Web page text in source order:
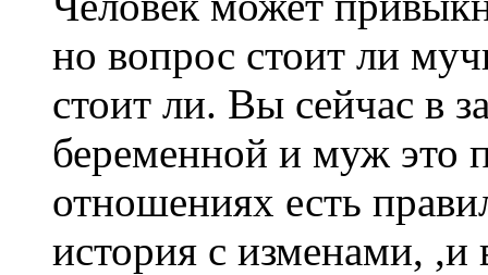
но вопрос стоит ли
стоит ли. Вы сейчас в
беременной и муж это
отношениях есть
история с изменами,